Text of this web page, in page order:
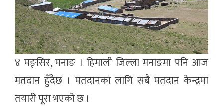
४ मङ्सिर, मनाङ । हिमाली जिल्ला मनाङमा पनि आज
मतदान हुँदैछ । मतदानका लागि सबै मतदान केन्द्रमा
तयारी पूरा भएको छ ।